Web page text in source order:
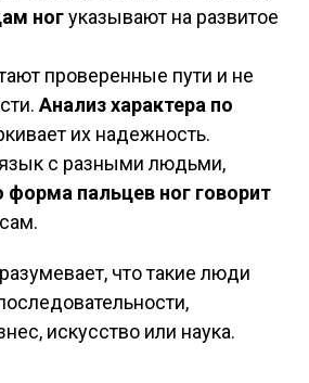
ногуказывают на развитое
проверенные пути и не
Анализ характера по
их надежность.
с разными людьми,
форма пальцев ног говорит
что такие люди
искусство или наука.